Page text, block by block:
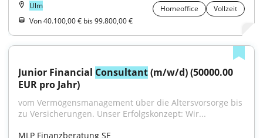
Ulm Homeoffice
Vollzeit
Von 40.100,00 € bis 99.800,00 €
Junior Financial Consultant (m/w/d) (50000.00
EUR pro Jahr)
vom Vermögensmanagement über die Altersvorsorge bis
zu Versicherungen. Unser Erfolgskonzept: Wir...
MLP Finanzberatung SE